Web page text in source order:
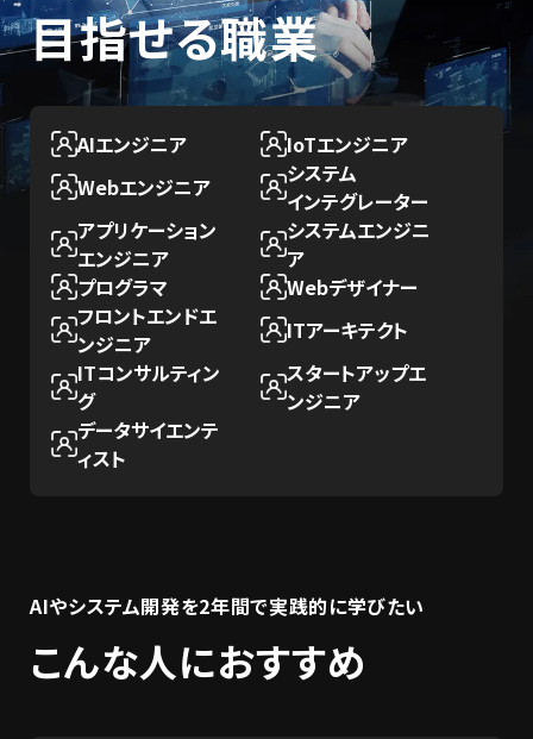
目指せる職業
AIエンジニア
IoTエンジニア
Webエンジニア
システム
インテグレーター
アプリケーション
エンジニア
システムエンジニ
ア
プログラマ
Webデザイナー
フロントエンドエ
ンジニア
ITアーキテクト
ITコンサルティン
グ
スタートアップエ
ンジニア
データサイエンテ
ィスト
AIやシステム開発を2年間で実践的に学びたい
こんな人におすすめ